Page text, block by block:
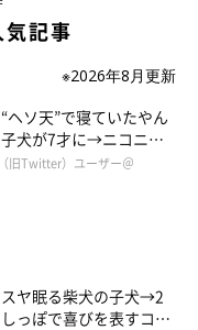
気記事
※2026年8月更新
ヘソ天”で寝ていたやん
犬が7才に→ニコニ
ル”が魅力のコに成
旧Twitter）ユーザー＠
ヤ眠る柴犬の子犬→2
っぽで喜びを表すコに